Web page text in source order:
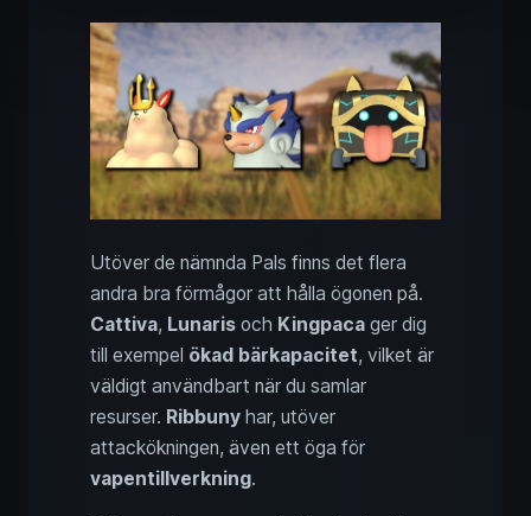
Utöver de nämnda Pals finns det flera
andra bra förmågor att hålla ögonen på.
Cattiva, Lunaris och Kingpaca ger dig
till exempel ökad bärkapacitet, vilket är
väldigt användbart när du samlar
resurser. Ribbuny har, utöver
attackökningen, även ett öga för
vapentillverkning.